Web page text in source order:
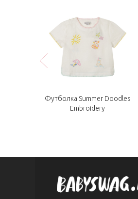
Футболка Summer Doodles
Embroidery